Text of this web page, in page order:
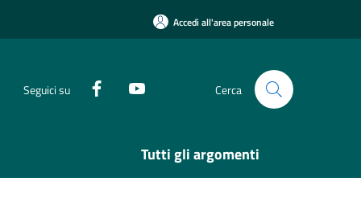
Accedi all'area personale
Seguici su Cerca
Tutti gli argomenti